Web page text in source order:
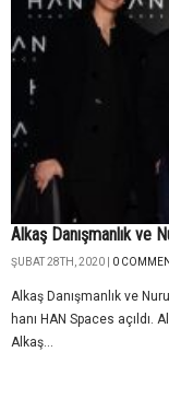
Alkaş Danışmanlık ve
ŞUBAT 28TH, 2020 | 0
Alkaş Danışmanlık ve
hanı HAN Spaces açıldı.
Alkaş...